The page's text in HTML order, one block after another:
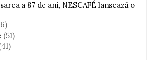
a 87 de ani, NESCAFÉ lansează o
(51)
(41)